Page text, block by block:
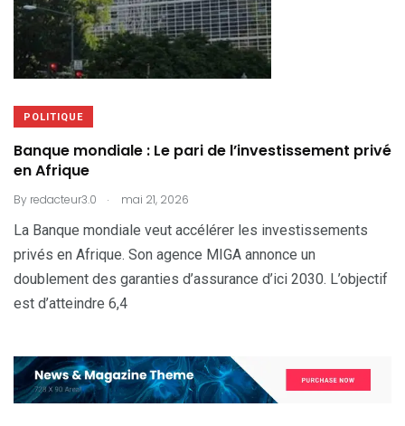
POLITIQUE
Banque mondiale : Le pari de l’investissement privé
en Afrique
By redacteur3.0 . mai 21, 2026
La Banque mondiale veut accélérer les investissements
privés en Afrique. Son agence MIGA annonce un
doublement des garanties d’assurance d’ici 2030. L’objectif
est d’atteindre 6,4